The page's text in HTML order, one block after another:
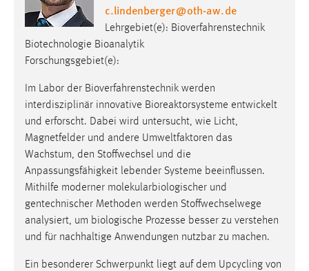
c.lindenberger@oth-aw.de
Lehrgebiet(e): Bioverfahrenstechnik
Biotechnologie Bioanalytik
Forschungsgebiet(e):
Im Labor der Bioverfahrenstechnik werden
interdisziplinär innovative Bioreaktorsysteme entwickelt
und erforscht. Dabei wird untersucht, wie Licht,
Magnetfelder und andere Umweltfaktoren das
Wachstum, den Stoffwechsel und die
Anpassungsfähigkeit lebender Systeme beeinflussen.
Mithilfe moderner molekularbiologischer und
gentechnischer Methoden werden Stoffwechselwege
analysiert, um biologische Prozesse besser zu verstehen
und für nachhaltige Anwendungen nutzbar zu machen.
Ein besonderer Schwerpunkt liegt auf dem Upcycling von